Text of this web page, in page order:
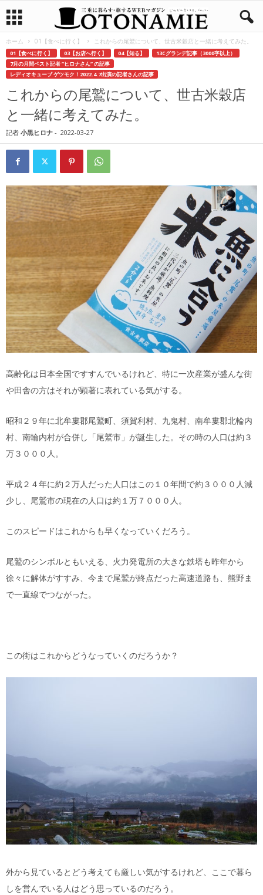
ホーム 01【食べに行く】 これからの尾鷲について、世古米穀店と一緒に考えてみた。
01【食べに行く】 03【お店へ行く】 04【知る】
13Cグランデ記事（3000字以上）
7月の月間ベスト記者 ”ヒロナさん” の記事
レディオキューブ ゲツモク！2022.4.7出演の記者さんの記事
これからの尾鷲について、世古米穀店
と一緒に考えてみた。
記者 小黒ヒロナ - 2022-03-27
高齢化は日本全国ですすんでいるけれど、特に一次産業が盛んな街
や田舎の方はそれが顕著に表れている気がする。
昭和２９年に北牟婁郡尾鷲町、須賀利村、九鬼村、南牟婁郡北輪内
村、南輪内村が合併し「尾鷲市」が誕生した。その時の人口は約３
万３０００人。
平成２４年に約２万人だった人口はこの１０年間で約３０００人減
少し、尾鷲市の現在の人口は約１万７０００人。
このスピードはこれからも早くなっていくだろう。
尾鷲のシンボルともいえる、火力発電所の大きな鉄塔も昨年から
徐々に解体がすすみ、今まで尾鷲が終点だった高速道路も、熊野ま
で一直線でつながった。
この街はこれからどうなっていくのだろうか？
外から見ているとどう考えても厳しい気がするけれど、ここで暮ら
しを営んでいる人はどう思っているのだろう。